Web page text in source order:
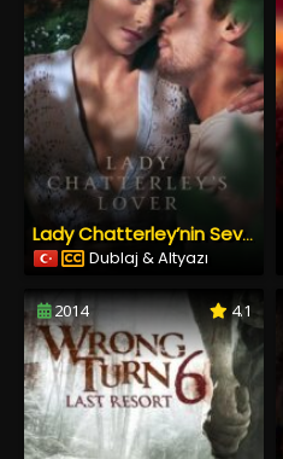
Lady Chatterley’nin Sevgilisi
Dublaj & Altyazı
2014 4.1